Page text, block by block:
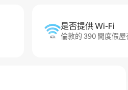
是否提供 Wi-Fi
倫敦的 390 間度假